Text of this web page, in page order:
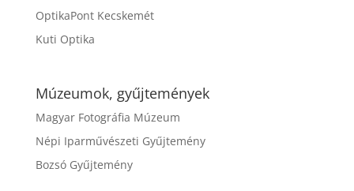
OptikaPont Kecskemét
Kuti Optika
Múzeumok, gyűjtemények
Magyar Fotográfia Múzeum
Népi Iparművészeti Gyűjtemény
Bozsó Gyűjtemény